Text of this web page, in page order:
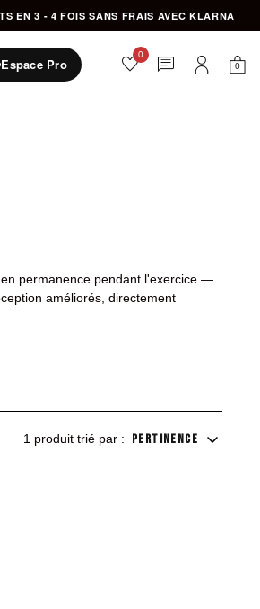
EN 3 - 4 FOIS SANS FRAIS AVEC KLARNA
Espace Pro favorite0 chat 0
permanence pendant l'exercice —
améliorés, directement
1 produit trié par : PERTINENCE